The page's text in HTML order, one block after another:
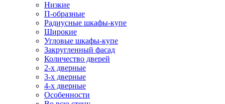
Низкие
П-образные
Радиусные шкафы-купе
Широкие
Угловые шкафы-купе
Закругленный фасад
Количество дверей
2-х дверные
3-х дверные
4-х дверные
Особенности